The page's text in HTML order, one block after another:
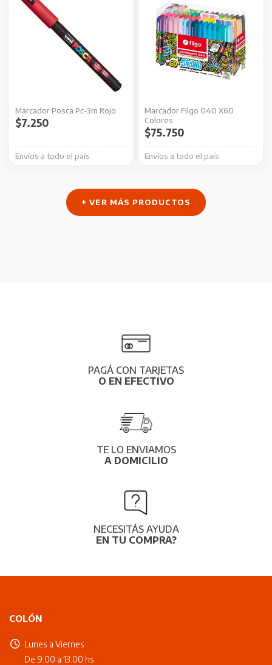
Marcador Posca Pc-3m Rojo
Envíos a todo el país
$7.250
Marcador Filgo 040 X60
Colores
Envíos a todo el país
$75.750
+ VER MÁS PRODUCTOS
PAGÁ CON TARJETAS
O EN EFECTIVO
TE LO ENVIAMOS
A DOMICILIO
NECESITÁS AYUDA
EN TU COMPRA?
COLÓN
Lunes a Viernes
De 9:00 a 13:00 hs.